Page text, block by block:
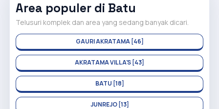
Area populer di Batu
Telusuri komplek dan area yang sedang banyak dicari.
GAURI AKRATAMA [46]
AKRATAMA VILLA'S [43]
BATU [18]
JUNREJO [13]